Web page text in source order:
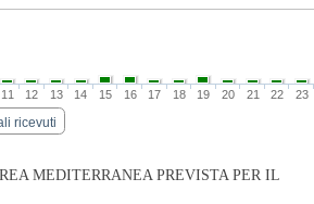
ricevuti
11 12 13 14 15 16 17 18 19 20 21 22 23
MEDITERRANEA PREVISTA PER IL